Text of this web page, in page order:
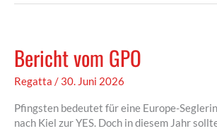
Bericht vom GPO
Regatta / 30. Juni 2026
Pfingsten bedeutet für eine Europe-
nach Kiel zur YES. Doch in diesem Jahr